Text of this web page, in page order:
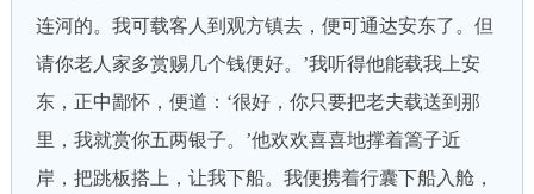
连河的。我可载客人到观方镇去，便可通达安东了。但
请你老人家多赏赐几个钱便好。’我听得他能载我上安
东，正中鄙怀，便道：‘很好，你只要把老夫载送到那
里，我就赏你五两银子。’他欢欢喜喜地撑着篙子近
岸，把跳板搭上，让我下船。我便携着行囊下船入舱，